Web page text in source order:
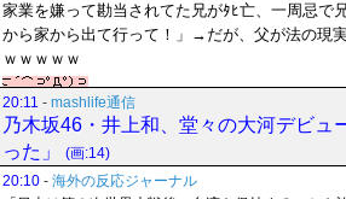
家業を嫌って勘当されてた兄がﾀﾋ亡、一周忌で
から家から出て行って！」→だが、父が法の現
ｗｗｗｗｗ
20:11 - mashlife通信
乃木坂46・井上和、堂々の大河デビュ
った」
(画:14)
20:10 - 海外の反応ジャーナル